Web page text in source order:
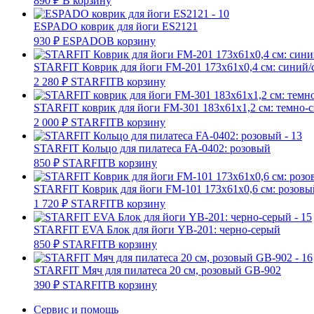
ESPADO коврик для йоги ES2121
930 ₽ ESPADOВ корзину
STARFIT Коврик для йоги FM-201 173х61х0,4 см: синий/
2 280 ₽ STARFITВ корзину
STARFIT коврик для йоги FM-301 183x61x1,2 см: темно-
2 000 ₽ STARFITВ корзину
STARFIT Кольцо для пилатеса FA-0402: розовый
850 ₽ STARFITВ корзину
STARFIT Коврик для йоги FM-101 173х61х0,6 см:
1 720 ₽ STARFITВ корзину
STARFIT EVA Блок для йоги YB-201: черно-серый
850 ₽ STARFITВ корзину
STARFIT Мяч для пилатеса 20 см, розовый GB-902
390 ₽ STARFITВ корзину
Сервис и помощь